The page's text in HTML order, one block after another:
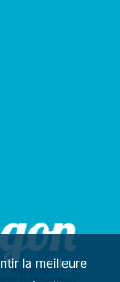
la meilleure